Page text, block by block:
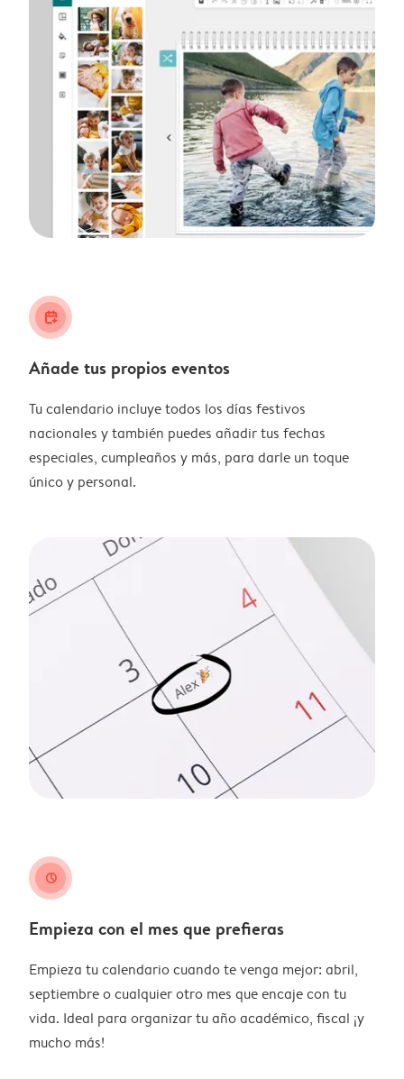
calendar_plus
Añade tus propios eventos
Tu calendario incluye todos los días festivos
nacionales y también puedes añadir tus fechas
especiales, cumpleaños y más, para darle un toque
único y personal.
clock
Empieza con el mes que prefieras
Empieza tu calendario cuando te venga mejor: abril,
septiembre o cualquier otro mes que encaje con tu
vida. Ideal para organizar tu año académico, fiscal ¡y
mucho más!